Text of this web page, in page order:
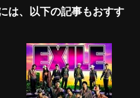
は、以下の記事もおすす